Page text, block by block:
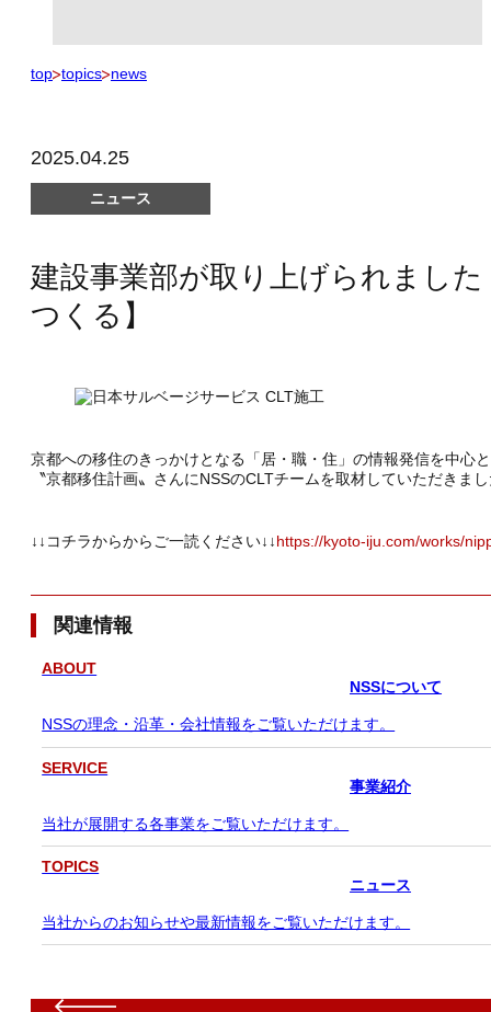
top topics news
2025.04.25
ニュース
建設事業部が取り上げられまし
つくる】
京都への移住のきっかけとなる「居・職・住」の情報発信を中心
〝京都移住計画〟さんにNSSのCLTチームを取材していただきま
↓↓コチラからからご一読ください↓↓https://kyoto-iju.com/works/
関連情報
ABOUT
NSSについて
NSSの理念・沿革・会社情報をご覧いただけます。
SERVICE
事業紹介
当社が展開する各事業をご覧いただけます。
TOPICS
ニュース
当社からのお知らせや最新情報をご覧いただけます。